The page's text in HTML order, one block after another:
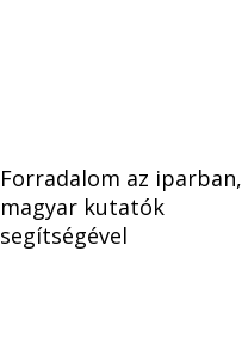
Forradalom az iparban,
magyar kutatók
segítségével